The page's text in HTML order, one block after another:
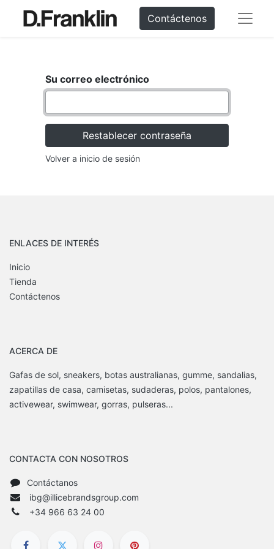
Contáctenos
Su correo electrónico
Restablecer contraseña
Volver a inicio de sesión
ENLACES DE INTERÉS
Inicio
Tienda
Contáctenos
ACERCA DE
Gafas de sol, sneakers, botas australianas, gumme, sandalias,
zapatillas de casa, camisetas, sudaderas, polos, pantalones,
activewear, swimwear, gorras, pulseras...
CONTACTA CON NOSOTROS
Contáctanos
ibg@illicebrandsgroup.com
+34 966 63 24 00